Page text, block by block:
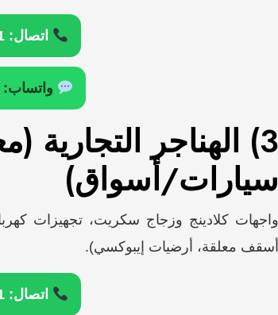
اتصال: 0569557581
واتساب:
3) الهناجر
سيارات/أسواق)
أسقف معلقة، أرضيات إيبوكسي).
اتصال: 0569557581